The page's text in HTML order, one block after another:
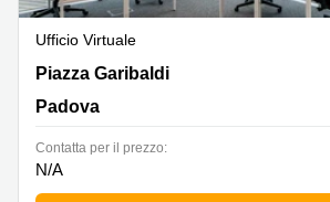
Ufficio Virtuale
Piazza Garibaldi, Padova
Piazza Garibaldi
Padova
Сontatta per il prezzo:
N/A